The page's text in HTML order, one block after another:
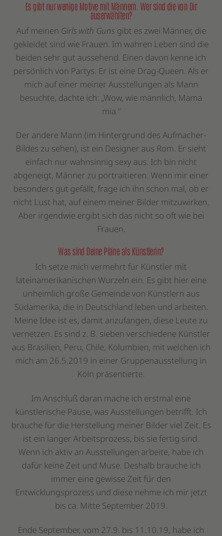
Es gibt nur wenige Motive mit Männern. Wer sind die von Dir
auserwählten?
Auf meinen Girls with Gunsgibt es zwei Männer, die
gekleidet sind wie Frauen. Im wahren Leben sind die
beiden sehr gut aussehend. Einen davon kenne ich
persönlich von Partys. Er ist eine Drag-Queen. Als er
mich auf einer meiner Ausstellungen als Mann
besuchte, dachte ich: „Wow, wie männlich, Mama
mia.“
Der andere Mann (im Hintergrund des Aufmacher-
Bildes zu sehen), ist ein Designer aus Rom. Er sieht
einfach nur wahnsinnig sexy aus. Ich bin nicht
abgeneigt, Männer zu portraitieren. Wenn mir einer
besonders gut gefällt, frage ich ihn schon mal, ob er
nicht Lust hat, auf einem meiner Bilder mitzuwirken.
Aber irgendwie ergibt sich das nicht so oft wie bei
Frauen.
Was sind Deine Pläne als Künstlerin?
Ich setze mich vermehrt für Künstler mit
lateinamerikanischen Wurzeln ein. Es gibt hier eine
unheimlich große Gemeinde von Künstlern aus
Südamerika, die in Deutschland leben und arbeiten.
Meine Idee ist es, damit anzufangen, diese Leute zu
vernetzen. Es sind z. B. sieben verschiedene Künstler
aus Brasilien, Peru, Chile, Kolumbien, mit welchen ich
mich am 26.5.2019 in einer Gruppenausstellung in
Köln präsentierte.
Im Anschluß daran mache ich erstmal eine
künstlerische Pause, was Ausstellungen betrifft. Ich
brauche für die Herstellung meiner Bilder viel Zeit. Es
ist ein langer Arbeitsprozess, bis sie fertig sind.
Wenn ich aktiv an Ausstellungen arbeite, habe ich
dafür keine Zeit und Muse. Deshalb brauche ich
immer eine gewisse Zeit für den
Entwicklungsprozess und diese nehme ich mir jetzt
bis ca. Mitte September 2019.
Ende September, vom 27.9. bis 11.10.19, habe ich